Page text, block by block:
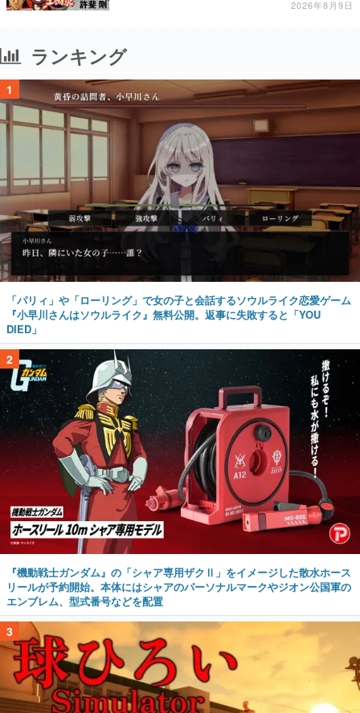
2026年8月9日
ランキング
1
「パリィ」や「ローリング」で女の子と会話するソウルライク恋愛ゲーム
『小早川さんはソウルライク』無料公開。返事に失敗すると「YOU
DIED」
2
『機動戦士ガンダム』の「シャア専用ザクⅡ」をイメージした散水ホース
リールが予約開始。本体にはシャアのパーソナルマークやジオン公国軍の
エンブレム、型式番号などを配置
3